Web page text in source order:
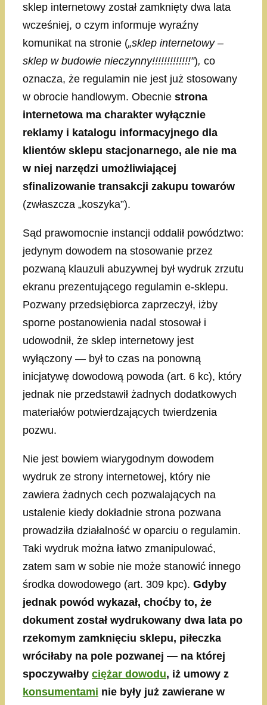
sklep internetowy został zamknięty dwa lata
wcześniej, o czym informuje wyraźny
komunikat na stronie („sklep internetowy –
sklep w budowie nieczynny!!!!!!!!!!!!!”), co
oznacza, że regulamin nie jest już stosowany
w obrocie handlowym. Obecnie strona
internetowa ma charakter wyłącznie
reklamy i katalogu informacyjnego dla
klientów sklepu stacjonarnego, ale nie ma
w niej narzędzi umożliwiającej
sfinalizowanie transakcji zakupu towarów
(zwłaszcza „koszyka”).
Sąd prawomocnie instancji oddalił powództwo:
jedynym dowodem na stosowanie przez
pozwaną klauzuli abuzywnej był wydruk zrzutu
ekranu prezentującego regulamin e-sklepu.
Pozwany przedsiębiorca zaprzeczył, iżby
sporne postanowienia nadal stosował i
udowodnił, że sklep internetowy jest
wyłączony — był to czas na ponowną
inicjatywę dowodową powoda (art. 6 kc), który
jednak nie przedstawił żadnych dodatkowych
materiałów potwierdzających twierdzenia
pozwu.
Nie jest bowiem wiarygodnym dowodem
wydruk ze strony internetowej, który nie
zawiera żadnych cech pozwalających na
ustalenie kiedy dokładnie strona pozwana
prowadziła działalność w oparciu o regulamin.
Taki wydruk można łatwo zmanipulować,
zatem sam w sobie nie może stanowić innego
środka dowodowego (art. 309 kpc). Gdyby
jednak powód wykazał, choćby to, że
dokument został wydrukowany dwa lata po
rzekomym zamknięciu sklepu, piłeczka
wróciłaby na pole pozwanej — na której
spoczywałby ciężar dowodu, iż umowy z
konsumentami nie były już zawierane w